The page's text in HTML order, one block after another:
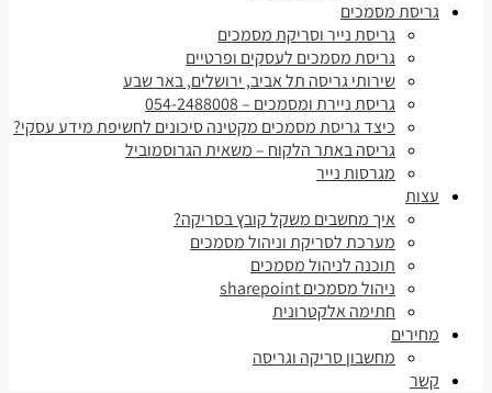
גריסת מסמכים
גריסת נייר וסריקת מסמכים
גריסת מסמכים לעסקים ופרטיים
שירותי גריסה תל אביב, ירושלים, באר שבע
גריסת ניירת ומסמכים – 054-2488008
כיצד גריסת מסמכים מקטינה סיכונים לחשיפת מידע עסקי?
גריסה באתר הלקוח – משאית הגרוסמוביל
מגרסות נייר
עצות
איך מחשבים משקל קובץ בסריקה?
מערכת לסריקת וניהול מסמכים
תוכנה לניהול מסמכים
ניהול מסמכים sharepoint
חתימה אלקטרונית
מחירים
מחשבון סריקה וגריסה
קשר